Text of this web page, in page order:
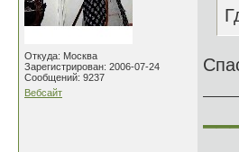
Откуда: Москва
Зарегистрирован: 2006-07-24
Сообщений: 9237
Вебсайт